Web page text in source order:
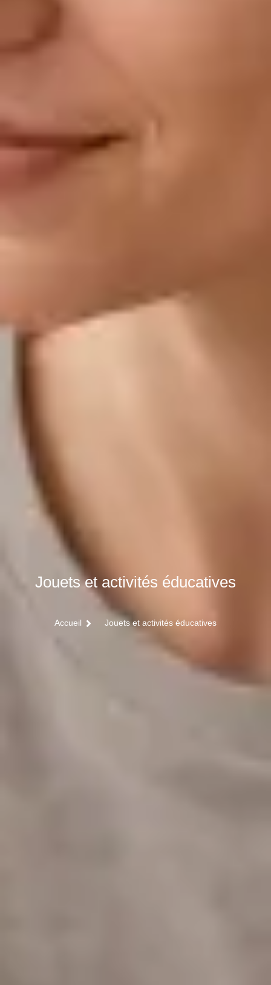
Jouets et activités éducatives
Accueil Jouets et activités éducatives